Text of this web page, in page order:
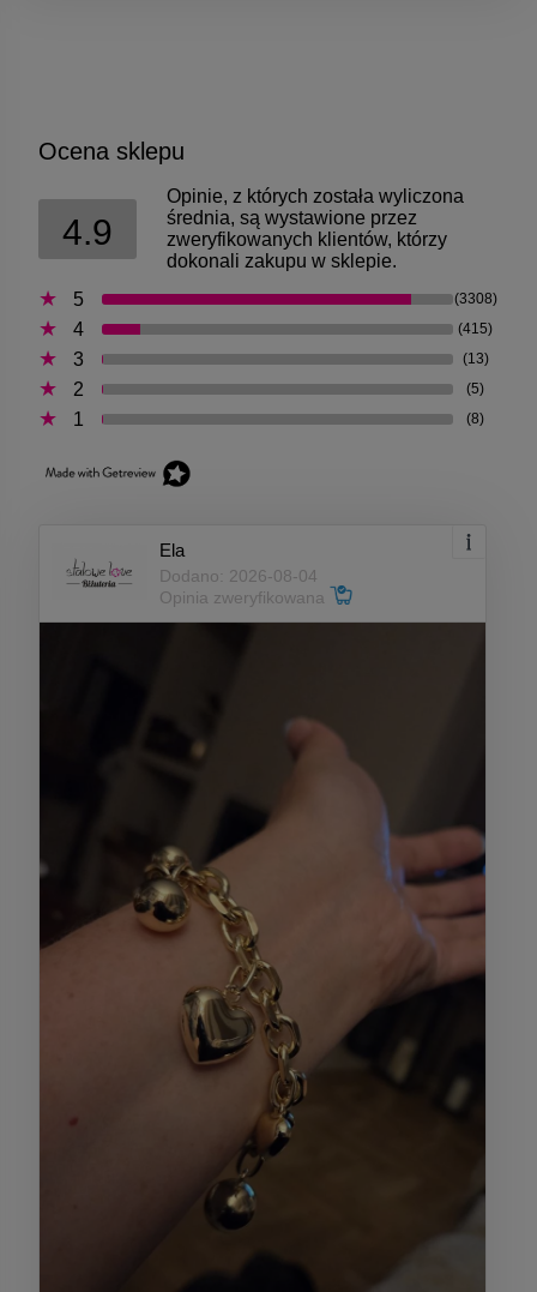
Ocena sklepu
4.9
Opinie, z których została wyliczona
średnia, są wystawione przez
zweryfikowanych klientów, którzy
dokonali zakupu w sklepie.
5
(3308)
4 (415)
3 (13)
2 (5)
1 (8)
Ela
Dodano: 2026-08-04
Opinia zweryfikowana